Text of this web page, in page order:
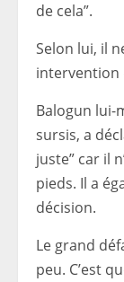
de cela”.
Selon lui, il
intervention
Balogun lui-
sursis, a
juste” car il
pieds. Il a
décision.
Le grand
peu. C’est